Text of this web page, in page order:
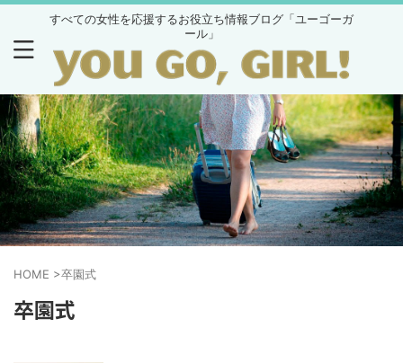
すべての女性を応援するお役立ち情報ブログ「ユーゴーガ
ール」
HOME >卒園式
卒園式